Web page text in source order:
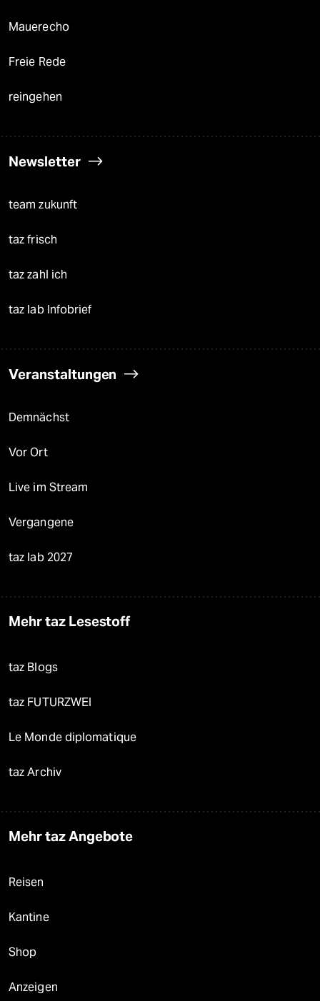
Mauerecho
Freie Rede
reingehen
Newsletter
team zukunft
taz frisch
taz zahl ich
taz lab Infobrief
Veranstaltungen
Demnächst
Vor Ort
Live im Stream
Vergangene
taz lab 2027
Mehr taz Lesestoff
taz Blogs
taz FUTURZWEI
Le Monde diplomatique
taz Archiv
Mehr taz Angebote
Reisen
Kantine
Shop
Anzeigen